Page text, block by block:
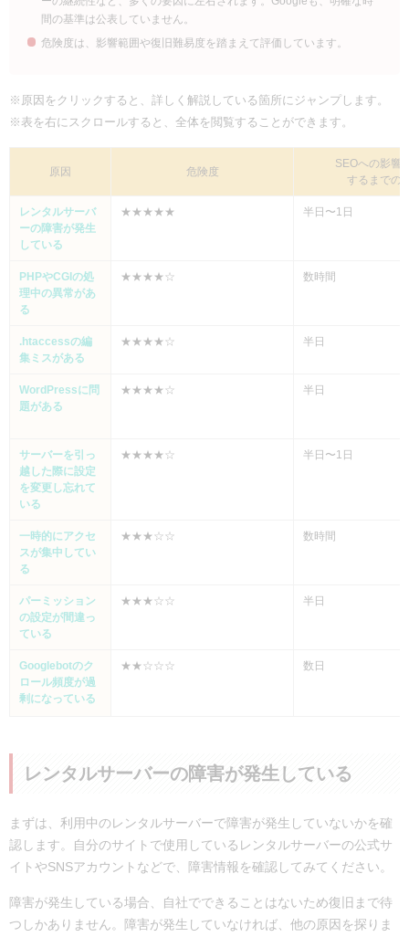
間の基準は公表していません。
危険度は、影響範囲や復旧難易度を踏まえて評価しています。
※原因をクリックすると、詳しく解説している箇所にジャンプします。
※表を右にスクロールすると、全体を閲覧することができます。
原因 危険度
SEOへの影響
するまでの
レンタルサーバ
ーの障害が発生
している
★★★★★ 半日〜1日
PHPやCGIの処
理中の異常があ
る
★★★★☆ 数時間
.htaccessの編
集ミスがある
★★★★☆ 半日
WordPressに問
題がある
★★★★☆ 半日
サーバーを引っ
越した際に設定
を変更し忘れて
いる
★★★★☆ 半日〜1日
一時的にアクセ
スが集中してい
る
★★★☆☆ 数時間
パーミッション
の設定が間違っ
ている
★★★☆☆ 半日
Googlebotのク
ロール頻度が過
剰になっている
★★☆☆☆ 数日
レンタルサーバーの障害が発生している
まずは、利用中のレンタルサーバーで障害が発生していないかを確
認します。自分のサイトで使用しているレンタルサーバーの公式サ
イトやSNSアカウントなどで、障害情報を確認してみてください。
障害が発生している場合、自社でできることはないため復旧まで待
つしかありません。障害が発生していなければ、他の原因を探りま